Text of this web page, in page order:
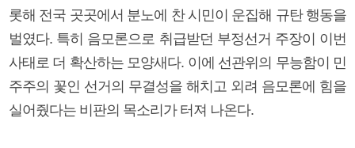
롯해 전국 곳곳에서 분노에 찬 시민이 운집해 규탄 행동을
벌였다. 특히 음모론으로 취급받던 부정선거 주장이 이번
사태로 더 확산하는 모양새다. 이에 선관위의 무능함이 민
주주의 꽃인 선거의 무결성을 해치고 외려 음모론에 힘을
실어줬다는 비판의 목소리가 터져 나온다.